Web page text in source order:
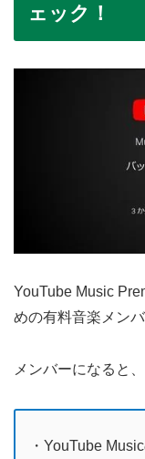
ェック！
YouTube Music
めの有料音楽メン
メンバーになると
・YouTube